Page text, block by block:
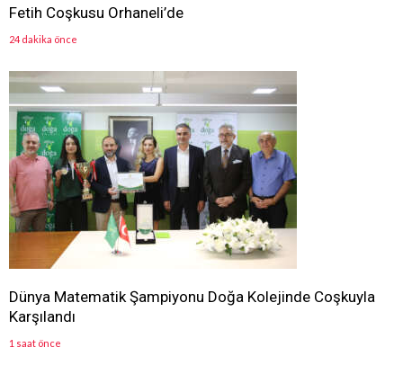
Fetih Coşkusu Orhaneli’de
24 dakika önce
Dünya Matematik Şampiyonu Doğa Kolejinde Coşkuyla
Karşılandı
1 saat önce